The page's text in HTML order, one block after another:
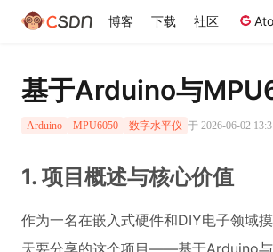
博客 下载 社区
基于Arduino与
Arduino MPU6050 数字水平仪 于 2026-06-02
1. 项目概述与核心价值
作为一名在嵌入式硬件和DIY电子领域
天要分享的这个项目——基于Arduino与